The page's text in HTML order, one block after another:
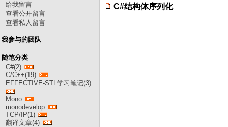
给我留言
查看公开留言
查看私人留言
我参与的团队
随笔分类
C#(2)
C/C++(19)
EFFECTIVE-STL学习笔记(3)
Mono
monodevelop
TCP/IP(1)
翻译文章(4)
C#结构体序列化